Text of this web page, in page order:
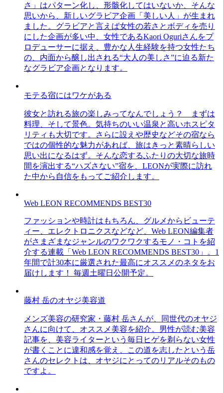
さ」はパターン化し、形骸化してはいないか、そんな
思いから、新しいグラビア企画「美しい人」が生まれ
ました。グラビアと言えば女性の若さとボディを売り
にした企画が多い中、女性であるKaori Oguriさんをプ
ロデューサーに据え、豊かな人生経験を持つ女性たち
の、内面から醸し出される“大人の美しさ”に迫る新た
なグラビア企画となります。
モテる宿にはワケがある
彼女と訪れる旅の楽しみってなんでしょう？ まずは
料理、そして景色。気持ちのいい温泉と高いホスピタ
リティも大切です。さらに設えや歴史などその宿なら
ではの個性的な魅力があれば、旅はきっと素晴らしい
思い出になるはず。そんな恋するふたりの大切な旅時
間を演出する“ハズさない”宿を、LEONが実際に訪れ
た中から自信をもってご紹介します。
Web LEON RECOMMENDS BEST30
ファッションや時計はもちろん、グルメからビューテ
ィー、エレクトロニクスなどなど、Web LEON編集者
がさまざまなジャンルのワクワクするモノ・コトを紹
介する連載「Web LEON RECOMMENDS BEST30」。1
年間で計30本に厳選された最高にオススメのネタをお
届けします！ 毎週土曜日公開予定。
藤村 岳のオヤジ美容道
メンズ美容の研究家・藤村 岳さんが、同世代のオヤジ
さんに向けて、オススメ美容を紹介。男性が読む美容
記事を、美容ライターという毎日ヒゲを剃らない女性
が書くことに違和感を覚え、この道を志したという岳
さんのセレクトは、オヤジにとってのリアルそのもの
ですよ。